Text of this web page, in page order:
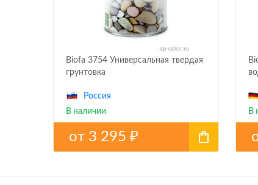
Biofa 3754 Универсальная твердая
грунтовка
Россия
В наличии
от 3 295 ₽
В